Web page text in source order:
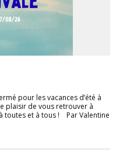
pour les vacances d’été à
plaisir de vous retrouver à
toutes et à tous ! Par Valentine